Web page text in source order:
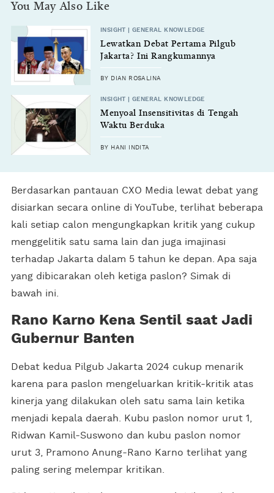
You May Also Like
INSIGHT | GENERAL KNOWLEDGE
Lewatkan Debat Pertama Pilgub
Jakarta? Ini Rangkumannya
BY DIAN ROSALINA
INSIGHT | GENERAL KNOWLEDGE
Menyoal Insensitivitas di Tengah
Waktu Berduka
BY HANI INDITA
Berdasarkan pantauan CXO Media lewat debat yang
disiarkan secara online di YouTube, terlihat beberapa
kali setiap calon mengungkapkan kritik yang cukup
menggelitik satu sama lain dan juga imajinasi
terhadap Jakarta dalam 5 tahun ke depan. Apa saja
yang dibicarakan oleh ketiga paslon? Simak di
bawah ini.
Rano Karno Kena Sentil saat Jadi
Gubernur Banten
Debat kedua Pilgub Jakarta 2024 cukup menarik
karena para paslon mengeluarkan kritik-kritik atas
kinerja yang dilakukan oleh satu sama lain ketika
menjadi kepala daerah. Kubu paslon nomor urut 1,
Ridwan Kamil-Suswono dan kubu paslon nomor
urut 3, Pramono Anung-Rano Karno terlihat yang
paling sering melempar kritikan.